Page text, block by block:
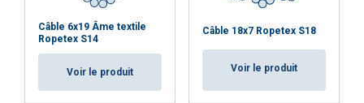
Câble 6x19 Âme textile
Ropetex S14
Voir le produit
Câble 18x7 Ropetex S18
Voir le produit